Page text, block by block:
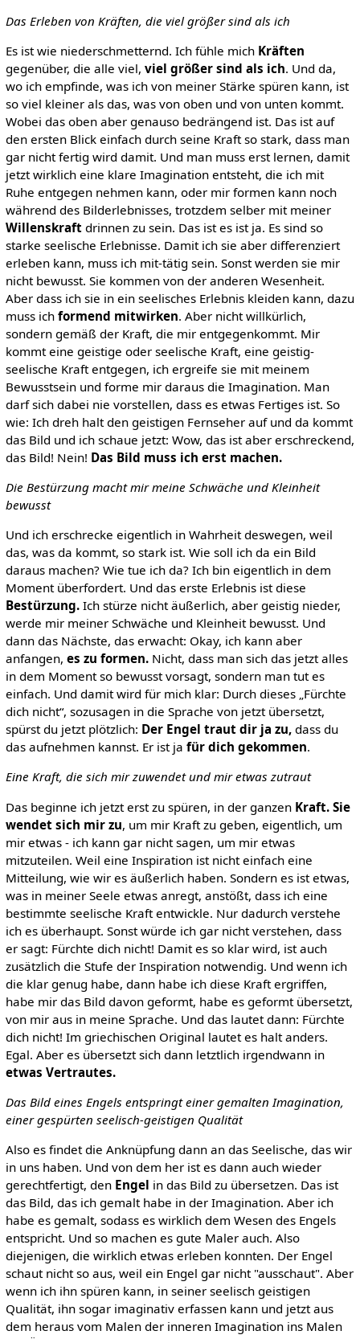
Das Erleben von Kräften, die viel größer sind als ich
Es ist wie niederschmetternd. Ich fühle mich Kräften
gegenüber, die alle viel, viel größer sind als ich. Und da,
wo ich empfinde, was ich von meiner Stärke spüren kann, ist
so viel kleiner als das, was von oben und von unten kommt.
Wobei das oben aber genauso bedrängend ist. Das ist auf
den ersten Blick einfach durch seine Kraft so stark, dass man
gar nicht fertig wird damit. Und man muss erst lernen, damit
jetzt wirklich eine klare Imagination entsteht, die ich mit
Ruhe entgegen nehmen kann, oder mir formen kann noch
während des Bilderlebnisses, trotzdem selber mit meiner
Willenskraftdrinnen zu sein. Das ist es ist ja. Es sind so
starke seelische Erlebnisse. Damit ich sie aber differenziert
erleben kann, muss ich mit-tätig sein. Sonst werden sie mir
nicht bewusst. Sie kommen von der anderen Wesenheit.
Aber dass ich sie in ein seelisches Erlebnis kleiden kann, dazu
muss ich formend mitwirken. Aber nicht willkürlich,
sondern gemäß der Kraft, die mir entgegenkommt. Mir
kommt eine geistige oder seelische Kraft, eine geistig-
seelische Kraft entgegen, ich ergreife sie mit meinem
Bewusstsein und forme mir daraus die Imagination. Man
darf sich dabei nie vorstellen, dass es etwas Fertiges ist. So
wie: Ich dreh halt den geistigen Fernseher auf und da kommt
das Bild und ich schaue jetzt: Wow, das ist aber erschreckend,
das Bild! Nein! Das Bild muss ich erst machen.
Die Bestürzung macht mir meine Schwäche und Kleinheit
bewusst
Und ich erschrecke eigentlich in Wahrheit deswegen, weil
das, was da kommt, so stark ist. Wie soll ich da ein Bild
daraus machen? Wie tue ich da? Ich bin eigentlich in dem
Moment überfordert. Und das erste Erlebnis ist diese
Bestürzung.Ich stürze nicht äußerlich, aber geistig nieder,
werde mir meiner Schwäche und Kleinheit bewusst. Und
dann das Nächste, das erwacht: Okay, ich kann aber
anfangen, es zu formen.Nicht, dass man sich das jetzt alles
in dem Moment so bewusst vorsagt, sondern man tut es
einfach. Und damit wird für mich klar: Durch dieses „Fürchte
dich nicht“, sozusagen in die Sprache von jetzt übersetzt,
spürst du jetzt plötzlich: Der Engel traut dir ja zu,dass du
das aufnehmen kannst. Er ist ja für dich gekommen.
Eine Kraft, die sich mir zuwendet und mir etwas zutraut
Das beginne ich jetzt erst zu spüren, in der ganzen Kraft. Sie
wendet sich mir zu, um mir Kraft zu geben, eigentlich, um
mir etwas - ich kann gar nicht sagen, um mir etwas
mitzuteilen. Weil eine Inspiration ist nicht einfach eine
Mitteilung, wie wir es äußerlich haben. Sondern es ist etwas,
was in meiner Seele etwas anregt, anstößt, dass ich eine
bestimmte seelische Kraft entwickle. Nur dadurch verstehe
ich es überhaupt. Sonst würde ich gar nicht verstehen, dass
er sagt: Fürchte dich nicht! Damit es so klar wird, ist auch
zusätzlich die Stufe der Inspiration notwendig. Und wenn ich
die klar genug habe, dann habe ich diese Kraft ergriffen,
habe mir das Bild davon geformt, habe es geformt übersetzt,
von mir aus in meine Sprache. Und das lautet dann: Fürchte
dich nicht! Im griechischen Original lautet es halt anders.
Egal. Aber es übersetzt sich dann letztlich irgendwann in
etwas Vertrautes.
Das Bild eines Engels entspringt einer gemalten Imagination,
einer gespürten seelisch-geistigen Qualität
Also es findet die Anknüpfung dann an das Seelische, das wir
in uns haben. Und von dem her ist es dann auch wieder
gerechtfertigt, den Engel in das Bild zu übersetzen. Das ist
das Bild, das ich gemalt habe in der Imagination. Aber ich
habe es gemalt, sodass es wirklich dem Wesen des Engels
entspricht. Und so machen es gute Maler auch. Also
diejenigen, die wirklich etwas erleben konnten. Der Engel
schaut nicht so aus, weil ein Engel gar nicht "ausschaut". Aber
wenn ich ihn spüren kann, in seiner seelisch geistigen
Qualität, ihn sogar imaginativ erfassen kann und jetzt aus
dem heraus vom Malen der inneren Imagination ins Malen